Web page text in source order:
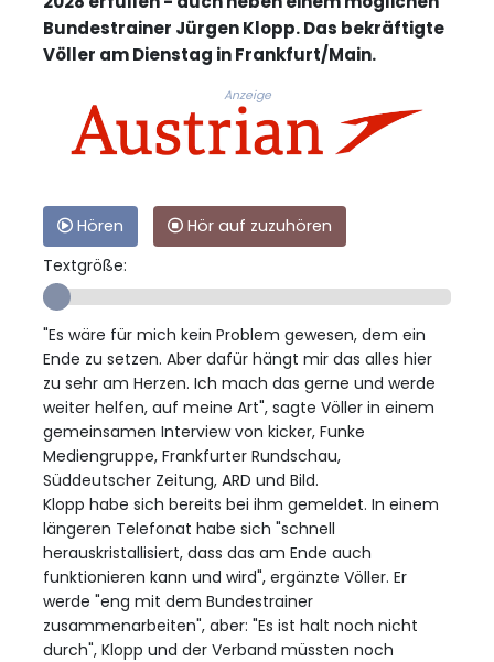
Bundestrainer Jürgen Klopp. Das bekräftigte
Völler am Dienstag in Frankfurt/Main.
Anzeige
Hören
Hör auf zuzuhören
Textgröße:
"Es wäre für mich kein Problem gewesen, dem ein
Ende zu setzen. Aber dafür hängt mir das alles hier
zu sehr am Herzen. Ich mach das gerne und werde
weiter helfen, auf meine Art", sagte Völler in einem
gemeinsamen Interview von kicker, Funke
Mediengruppe, Frankfurter Rundschau,
Süddeutscher Zeitung, ARD und Bild.
Klopp habe sich bereits bei ihm gemeldet. In einem
längeren Telefonat habe sich "schnell
herauskristallisiert, dass das am Ende auch
funktionieren kann und wird", ergänzte Völler. Er
werde "eng mit dem Bundestrainer
zusammenarbeiten", aber: "Es ist halt noch nicht
durch", Klopp und der Verband müssten noch